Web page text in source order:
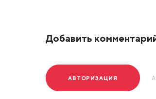
Добавить
АВТОРИЗАЦИЯ